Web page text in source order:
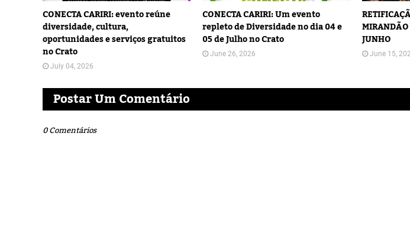
CONECTA CARIRI: evento reúne
diversidade, cultura,
oportunidades e serviços gratuitos
no Crato
July 04, 2026
CONECTA CARIRI: Um evento
repleto de Diversidade no dia 04 e
05 de Julho no Crato
June 26, 2026
JUNHO
June 15,
Postar Um Comentário
0 Comentários